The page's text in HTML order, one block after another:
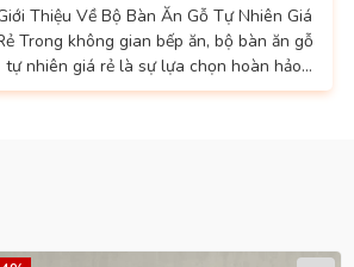
Thiệu Về Bộ Bàn Ăn Gỗ Tự Nhiên Giá
Trong không gian bếp ăn, bộ bàn ăn gỗ
tự nhiên giá rẻ là sự lựa chọn hoàn hảo
những ai mong muốn vẻ đẹp tự nhiên,